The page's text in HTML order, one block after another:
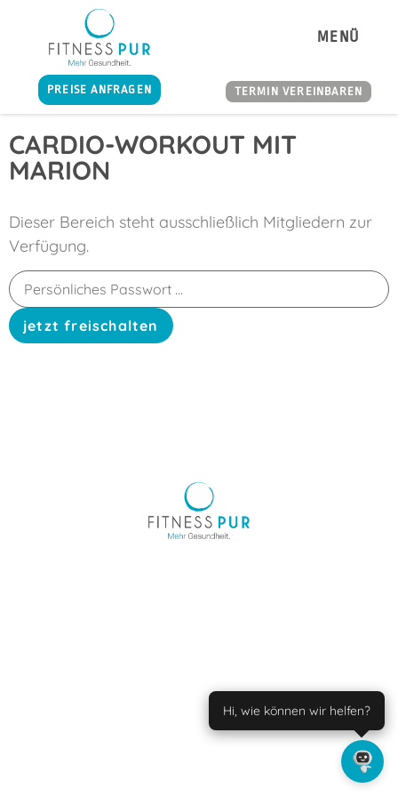
MENÜ
PREISE ANFRAGEN TERMIN VEREINBAREN
CARDIO-WORKOUT MIT
MARION
Dieser Bereich steht ausschließlich Mitgliedern zur
Verfügung.
Hi, wie können wir helfen?